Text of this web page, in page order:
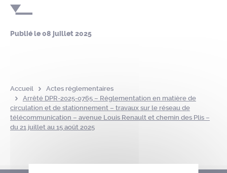
Publié le08 juillet 2025
Accueil
Actes réglementaires
Arrêté DPR-2025-0765 – Réglementation en matière de
circulation et de stationnement – travaux sur le réseau de
télécommunication – avenue Louis Renault et chemin des Plis –
du 21 juillet au 15 août 2025